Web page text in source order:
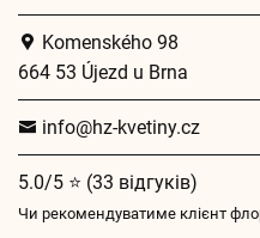
Komenského 98
664 53 Újezd u Brna
info@hz-kvetiny.cz
5.0/5 ⭐ (33 відгуків)
Чи рекомендуватиме клієнт